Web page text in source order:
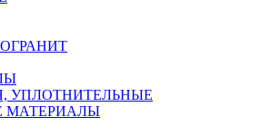
УПЛОТНИТЕЛЬНЫЕ
МАТЕРИАЛЫ